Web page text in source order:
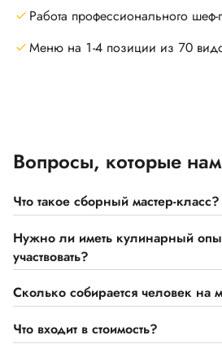
Работа профессионального шеф-
Меню на 1-4 позиции из 70
Вопросы, которые
Что такое сборный мастер-класс?
Нужно ли иметь кулинарный
участвовать?
Сколько собирается человек на
Что входит в стоимость?